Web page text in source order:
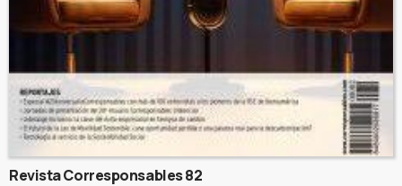
Revista Corresponsables 82